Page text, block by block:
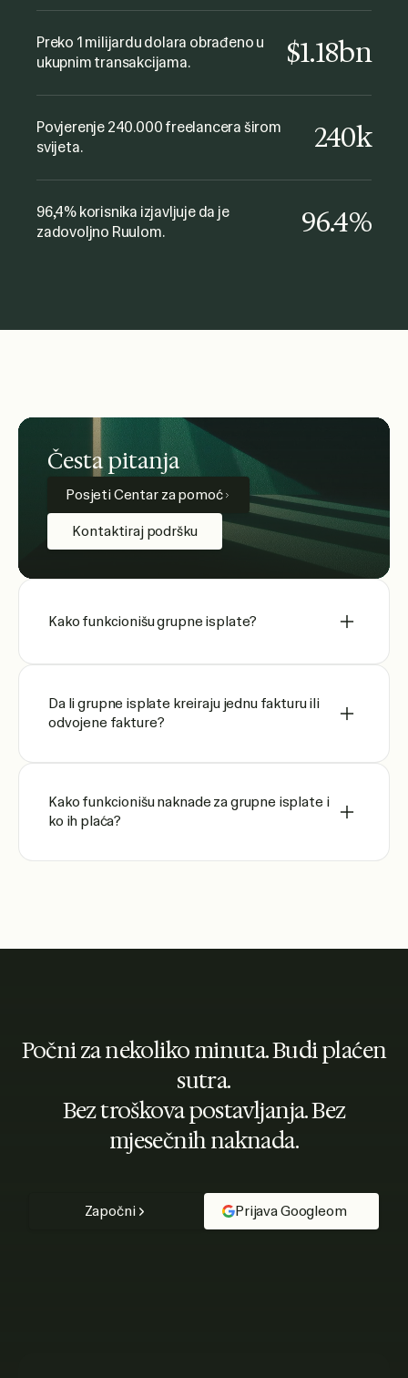
Ovo je vrlo zgodan način plaćanja
freelancera, bilo je lako i
nekomplikovano. Sjajna usluga i
podrška! Definitivno preporučujem!
Fabio Minuzzi
The Gate Music
Preko 1 milijardu dolara obrađeno u
ukupnim transakcijama.
$1.18bn
Povjerenje 240.000 freelancera širom
svijeta.
240k
96,4% korisnika izjavljuje da je
zadovoljno Ruulom.
96.4%
Česta pitanja
Posjeti Centar za pomoć
Kontaktiraj podršku
Kako funkcionišu grupne isplate?
Da li grupne isplate kreiraju jednu fakturu ili
odvojene fakture?
Kako funkcionišu naknade za grupne isplate i
ko ih plaća?
Počni za nekoliko minuta. Budi plaćen
sutra.
Bez troškova postavljanja. Bez
mjesečnih naknada.
Započni Prijava Googleom